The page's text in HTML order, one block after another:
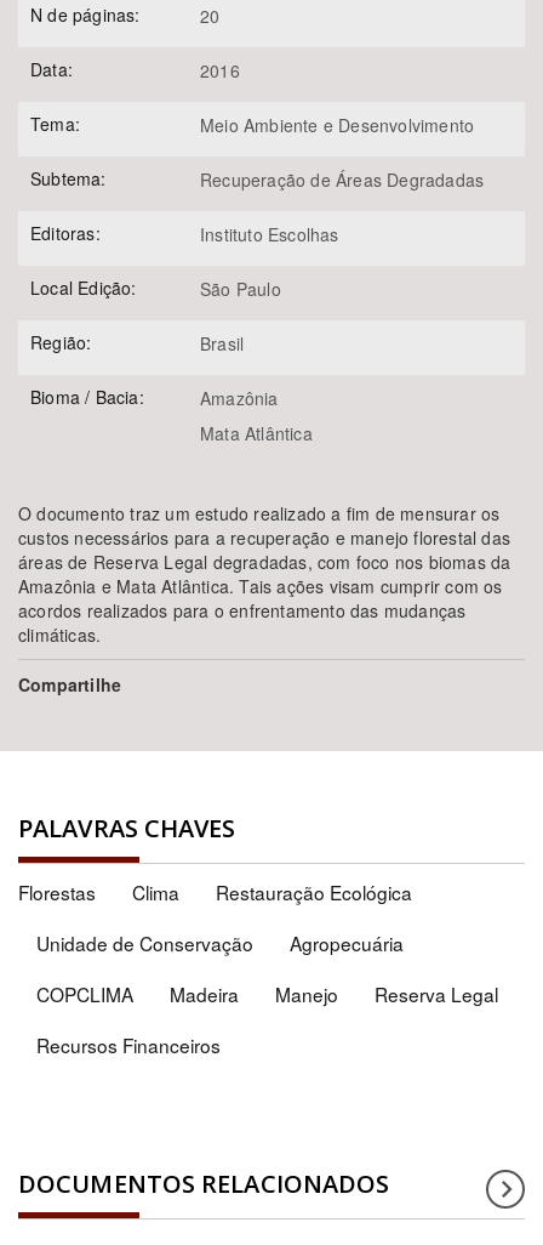
N de páginas: 20
Data: 2016
Tema: Meio Ambiente e Desenvolvimento
Subtema: Recuperação de Áreas Degradadas
Editoras: Instituto Escolhas
Local Edição: São Paulo
Região: Brasil
Bioma / Bacia:
Amazônia
Mata Atlântica
O documento traz um estudo realizado a fim de mensurar os
custos necessários para a recuperação e manejo florestal das
áreas de Reserva Legal degradadas, com foco nos biomas da
Amazônia e Mata Atlântica. Tais ações visam cumprir com os
acordos realizados para o enfrentamento das mudanças
climáticas.
Compartilhe
PALAVRAS CHAVES
Florestas Clima
Restauração Ecológica
Unidade de Conservação
Agropecuária
COPCLIMA
Madeira Manejo
Reserva Legal
Recursos Financeiros
DOCUMENTOS RELACIONADOS